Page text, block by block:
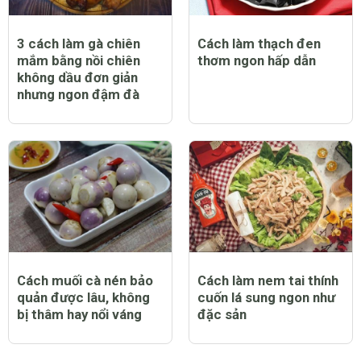
3 cách làm gà chiên
mắm bằng nồi chiên
không dầu đơn giản
nhưng ngon đậm đà
Cách làm thạch đen
thơm ngon hấp dẫn
Cách muối cà nén bảo
quản được lâu, không
bị thâm hay nổi váng
Cách làm nem tai thính
cuốn lá sung ngon như
đặc sản